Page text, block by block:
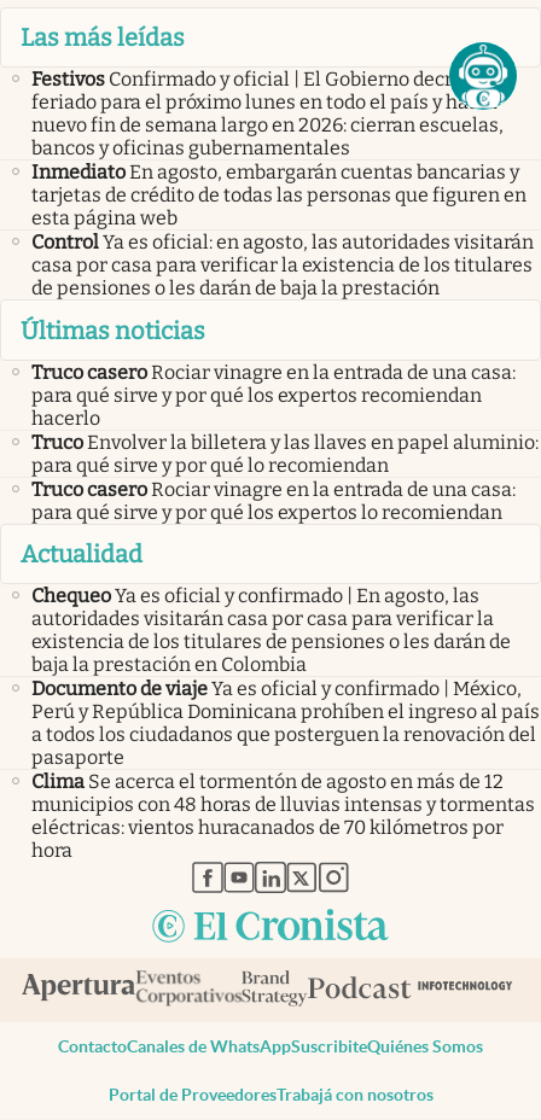
Las más leídas
Festivos Confirmado y oficial | El Gobierno decretó
feriado para el próximo lunes en todo el país y habrá
nuevo fin de semana largo en 2026: cierran escuelas,
bancos y oficinas gubernamentales
InmediatoEn agosto, embargarán cuentas bancarias y
tarjetas de crédito de todas las personas que figuren en
esta página web
ControlYa es oficial: en agosto, las autoridades visitarán
casa por casa para verificar la existencia de los titulares
de pensiones o les darán de baja la prestación
Últimas noticias
Truco caseroRociar vinagre en la entrada de una casa:
para qué sirve y por qué los expertos recomiendan
hacerlo
TrucoEnvolver la billetera y las llaves en papel aluminio:
para qué sirve y por qué lo recomiendan
Truco caseroRociar vinagre en la entrada de una casa:
para qué sirve y por qué los expertos lo recomiendan
Actualidad
ChequeoYa es oficial y confirmado | En agosto, las
autoridades visitarán casa por casa para verificar la
existencia de los titulares de pensiones o les darán de
baja la prestación en Colombia
Documento de viajeYa es oficial y confirmado | México,
Perú y República Dominicana prohíben el ingreso al país
a todos los ciudadanos que posterguen la renovación del
pasaporte
Clima Se acerca el tormentón de agosto en más de 12
municipios con 48 horas de lluvias intensas y tormentas
eléctricas: vientos huracanados de 70 kilómetros por
hora
abre en nueva pestaña
abre en nueva pestaña
abre en nueva pestaña
abre en nueva pestaña
abre en nueva pestaña
ContactoCanales de WhatsAppSuscribiteQuiénes Somos
Portal de ProveedoresTrabajá con nosotros